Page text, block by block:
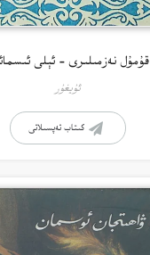
قۇمۇل نەزمىلىرى – ئېلى
ئۇيغۇر
كىتاب تەپسىلاتى